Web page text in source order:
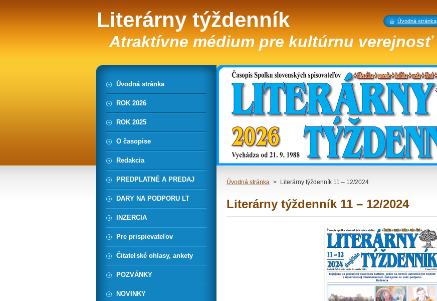
Literárny týždenník
Atraktívne médium pre kultúrnu verejnosť
Úvodná stránka > Literárny týždenník 11 – 12/2024
Literárny týždenník 11 – 12/2024
Úvodná stránka
ROK 2026
ROK 2025
O časopise
Redakcia
PREDPLATNÉ A PREDAJ
DARY NA PODPORU LT
INZERCIA
Pre prispievateľov
Čitateľské ohlasy, ankety
POZVÁNKY
NOVINKY
Úvodná stránka